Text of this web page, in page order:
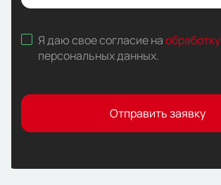
Я даю свое согласие наобработку
персональных данных.
Отправить заявку